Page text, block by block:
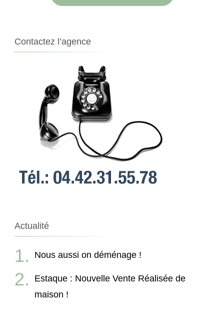
Contactez l’agence
Actualité
Nous aussi on déménage !
Estaque : Nouvelle Vente Réalisée de
maison !